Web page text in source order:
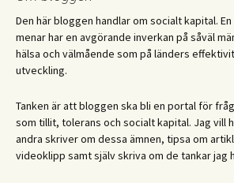
Den här bloggen handlar om socialt kapital.
menar har en avgörande inverkan på såväl
hälsa och välmående som på länders
utveckling.
Tanken är att bloggen ska bli en portal för
som tillit, tolerans och socialt kapital. Jag vill
andra skriver om dessa ämnen, tipsa om
videoklipp samt själv skriva om de tankar jag